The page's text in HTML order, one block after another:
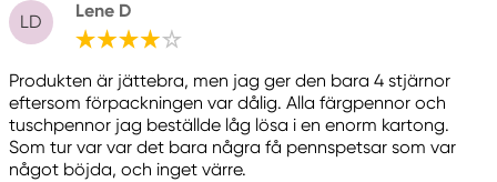
LD
Lene D
Produkten är jättebra, men jag ger den bara 4 stjärnor
eftersom förpackningen var dålig. Alla färgpennor och
tuschpennor jag beställde låg lösa i en enorm kartong.
Som tur var var det bara några få pennspetsar som var
något böjda, och inget värre.